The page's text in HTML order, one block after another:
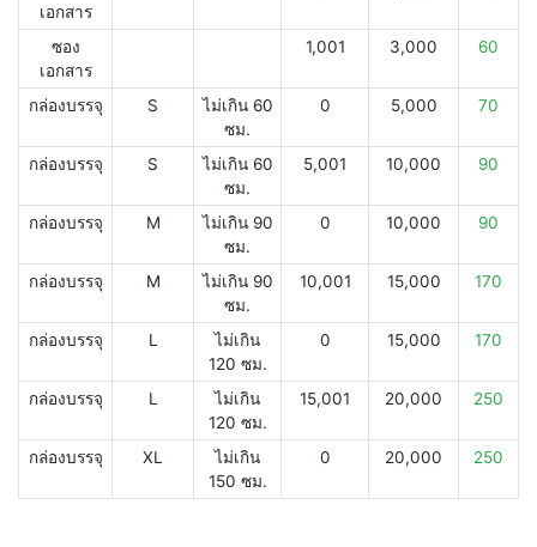
เอกสาร
ซอง
เอกสาร
1,001 3,000 60
กล่องบรรจุ S
ไม่เกิน 60
ซม.
0 5,000 70
กล่องบรรจุ S
ไม่เกิน 60
ซม.
5,001 10,000 90
กล่องบรรจุ M
ไม่เกิน 90
ซม.
0 10,000 90
กล่องบรรจุ M
ไม่เกิน 90
ซม.
10,001 15,000 170
กล่องบรรจุ L
ไม่เกิน
120 ซม.
0 15,000 170
กล่องบรรจุ L
ไม่เกิน
120 ซม.
15,001 20,000 250
กล่องบรรจุ XL
ไม่เกิน
150 ซม.
0 20,000 250